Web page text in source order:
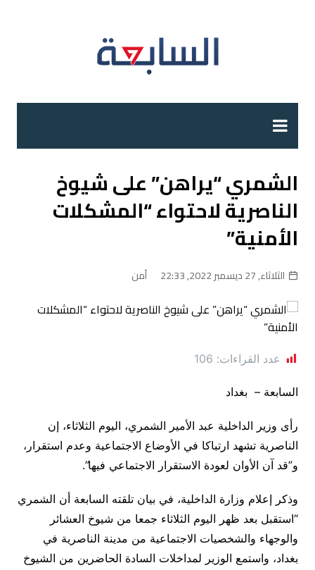
الشمري “يراهن” على شيوخ
الناصرية لاحتواء “المشكلات
الأمنية”
الثلاثاء, 27 ديسمبر 2022, 22:33 أمن
عدد القراءات: 106
السابعة – بغداد
رأى وزير الداخلية عبد الأمير الشمري، اليوم الثلاثاء، إن
الناصرية تشهد ارتباكا في الأوضاع الاجتماعية وعدم استقرار،
و”قد آن الأوان لعودة الاستقرار الاجتماعي فيها”.
وذكر إعلام وزارة الداخلية، في بيان تلقته السابعة أن الشمري
“استقبل بعد ظهر اليوم الثلاثاء جمعا من شيوخ العشائر
والوجهاء والشخصيات الاجتماعية من مدينة الناصرية في
بغداد، واستمع الوزير لمداخلات السادة الحاضرين من الشيوخ